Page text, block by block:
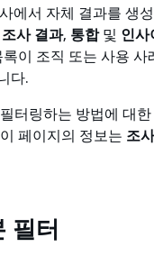
에서 자체 결과를 생
조사 결과, 통합및 인사
이 조직 또는 사용
다.
터링하는 방법에 대
페이지의 정보는 조
필터